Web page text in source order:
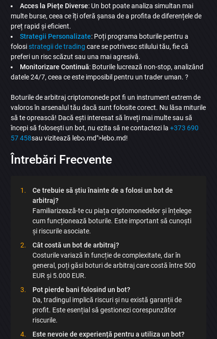
Acces la Piețe Diverse: Un bot poate analiza simultan mai
multe burse, ceea ce îți oferă șansa de a profita de diferențele de
preț rapid și eficient.
Strategii Personalizate: Poți programa boturile pentru a
folosistrategii de trading care se potrivesc stilului tău, fie că
preferi un risc scăzut sau una mai agresivă.
Monitorizare Continuă: Boturile lucrează non-stop, analizând
datele 24/7, ceea ce este imposibil pentru un trader uman. ?
Boturile de arbitraj criptomonede pot fi un instrument extrem de
valoros în arsenalul tău dacă sunt folosite corect. Nu lăsa miturile
să te oprească! Dacă ești interesat să înveți mai multe sau să
începi să folosești un bot, nu ezita să ne contactezi la+373 690
57 458sau vizitează lebo.md">lebo.md!
Întrebări Frecvente
Ce trebuie să știu înainte de a folosi un bot de
arbitraj?
Familiarizează-te cu piața criptomonedelor și înțelege
cum funcționează boturile. Este important să cunoști
și riscurile asociate.
Cât costă un bot de arbitraj?
Costurile variază în funcție de complexitate, dar în
general, poți găsi boturi de arbitraj care costă între 500
EUR și 5.000 EUR.
Pot pierde bani folosind un bot?
Da, tradingul implică riscuri și nu există garanții de
profit. Este esențial să gestionezi corespunzător
riscurile.
Este nevoie de experiență pentru a utiliza un bot?